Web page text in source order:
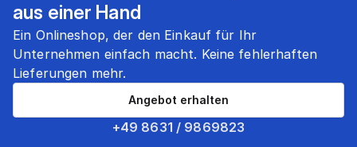
aus einer Hand
Ein Onlineshop, der den Einkauf für Ihr
Unternehmen einfach macht. Keine fehlerhaften
Lieferungen mehr.
+49 8631 / 9869823
Angebot erhalten